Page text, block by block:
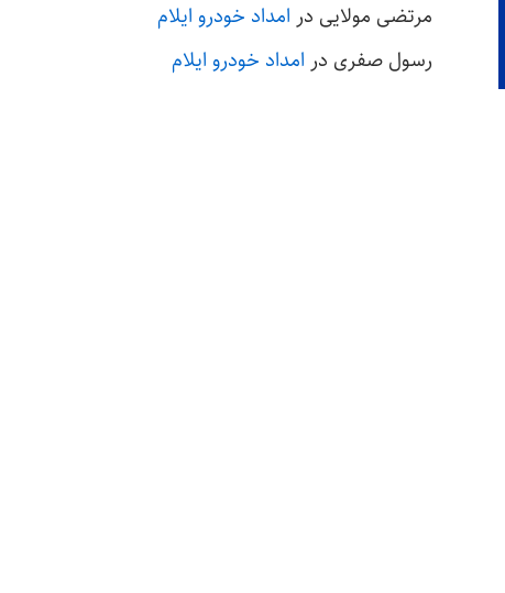
مرتضی مولایی در امداد خودرو ایلام
رسول صفری در امداد خودرو ایلام